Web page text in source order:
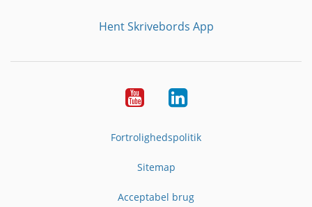
Hent Skrivebords App
YouTubeLinkedIn
Fortrolighedspolitik
Sitemap
Acceptabel brug